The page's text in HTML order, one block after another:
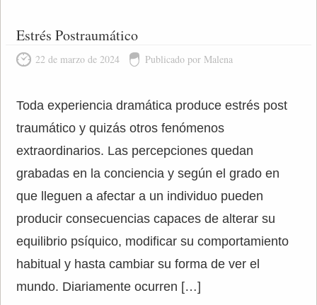
Estrés Postraumático
22 de marzo de 2024 Publicado por Malena
Toda experiencia dramática produce estrés post
traumático y quizás otros fenómenos
extraordinarios. Las percepciones quedan
grabadas en la conciencia y según el grado en
que lleguen a afectar a un individuo pueden
producir consecuencias capaces de alterar su
equilibrio psíquico, modificar su comportamiento
habitual y hasta cambiar su forma de ver el
mundo. Diariamente ocurren […]